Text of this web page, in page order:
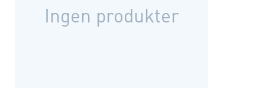
Ingen produkter